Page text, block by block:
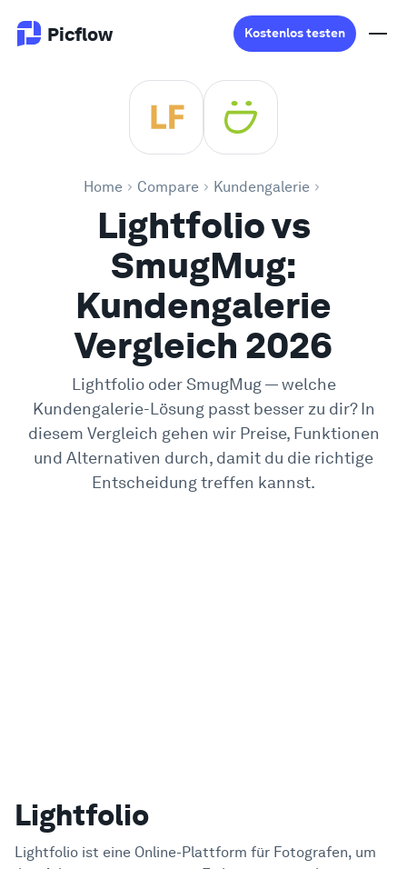
Picflow Kostenlos testen
Kundengalerie
DAM Software
Entdecken
Beispiele
Hilfe-Center
Home Compare Kundengalerie
Lightfolio vs
SmugMug:
Kundengalerie
Vergleich 2026
LightfoliooderSmugMug— welche
Kundengalerie-Lösung passt besser zu dir? In
diesem Vergleich gehen wir Preise, Funktionen
und Alternativen durch, damit du die richtige
Entscheidung treffen kannst.
Lightfolio
Lightfolio ist eine Online-Plattform für Fotografen, um